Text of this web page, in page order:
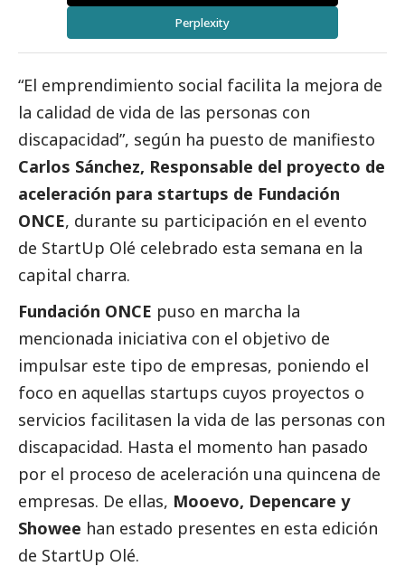
Perplexity
“El emprendimiento social facilita la mejora de
la calidad de vida de las personas con
discapacidad”, según ha puesto de manifiesto
Carlos Sánchez, Responsable del proyecto de
aceleración para startups de Fundación
ONCE, durante su participación en el evento
de StartUp Olé celebrado esta semana en la
capital charra.
Fundación ONCE puso en marcha la
mencionada iniciativa con el objetivo de
impulsar este tipo de empresas, poniendo el
foco en aquellas startups cuyos proyectos o
servicios facilitasen la vida de las personas con
discapacidad. Hasta el momento han pasado
por el proceso de aceleración una quincena de
empresas. De ellas, Mooevo, Depencare y
Showee han estado presentes en esta edición
de StartUp Olé.